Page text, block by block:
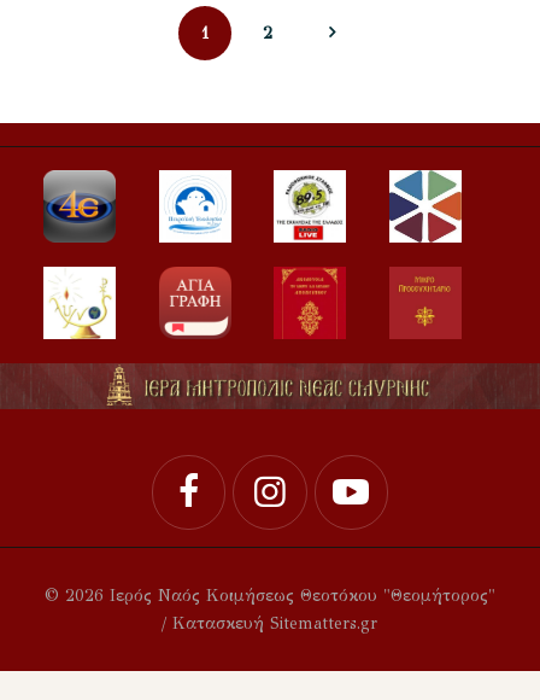
ΣελιδοποίησηPAGE
1 PAGE
2
>
© 2026 Ιερός Ναός Κοιμήσεως Θεοτόκου "Θεομήτορος"
/ Κατασκευή Sitematters.gr